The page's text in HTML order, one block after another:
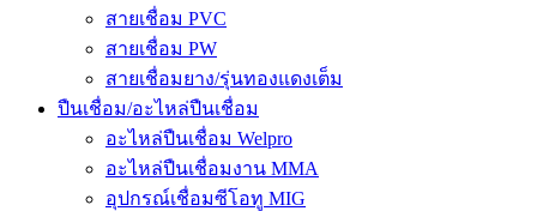
สายเชื่อม PVC
สายเชื่อม PW
สายเชื่อมยาง/รุ่นทองแดงเต็ม
ปืนเชื่อม/อะไหล่ปืนเชื่อม
อะไหล่ปืนเชื่อม Welpro
อะไหล่ปืนเชื่อมงาน MMA
อุปกรณ์เชื่อมซีโอทู MIG